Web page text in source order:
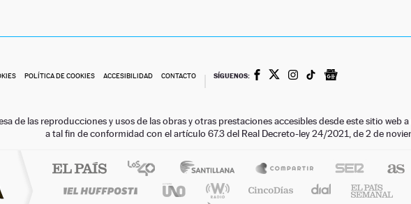
POLÍTICA DE COOKIES ACCESIBILIDAD CONTACTO SÍGUENOS:
de las reproducciones y usos de las obras y otras prestaciones accesibles desde este sitio
a tal fin de conformidad con el artículo 67.3 del Real Decreto-ley 24/2021, de 2 de